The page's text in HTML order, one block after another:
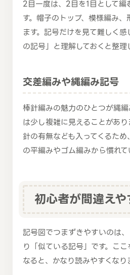
2目一度は、2目を1目として編
す。帽子のトップ、模様編み
ます。記号だけを見て難しく
の記号」と理解しておくと整理
交差編みや縄編み記号
棒針編みの魅力のひとつが縄
は少し複雑に見えることがあ
針の有無なども入ってくるた
の平編みやゴム編みから慣れて
初心者が間違え
記号図でつまずきやすいのは
り「似ている記号」です。こ
なると、かなり読みやすくなり